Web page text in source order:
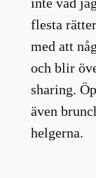
flesta
med att
och blir
sharing.
även
helgerna.